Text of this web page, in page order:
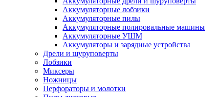
Аккумуляторные лобзики
Аккумуляторные пилы
Аккумуляторные полировальные машины
Аккумуляторные УШМ
Аккумуляторы и зарядные устройства
Дрели и шуруповерты
Лобзики
Миксеры
Ножницы
Перфораторы и молотки